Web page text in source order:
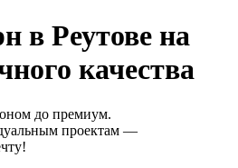
в Реутове на
качества
до премиум.
проектам —